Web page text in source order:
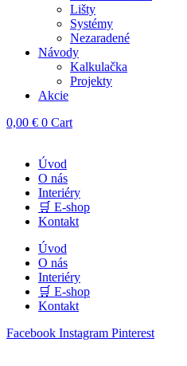
Lišty
Systémy
Nezaradené
Návody
Kalkulačka
Projekty
Akcie
0,00 € 0 Cart
Úvod
O nás
Interiéry
🛒 E-shop
Kontakt
Úvod
O nás
Interiéry
🛒 E-shop
Kontakt
Facebook Instagram Pinterest